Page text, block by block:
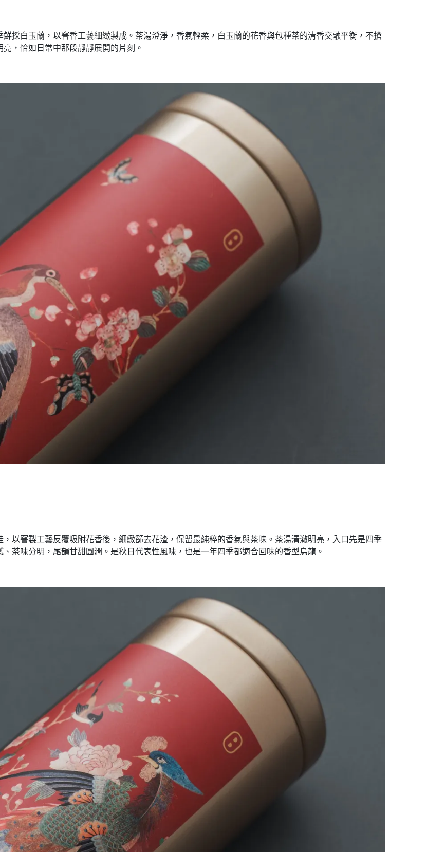
採白玉蘭，以窨香工藝細緻製成。茶湯澄淨，香氣輕柔，白玉蘭的花香與包種茶的清香交融平衡，不搶
，恰如日常中那段靜靜展開的片刻。
以窨製工藝反覆吸附花香後，細緻篩去花渣，保留最純粹的香氣與茶味。茶湯清澈明亮，入口先是四季
茶味分明，尾韻甘甜圓潤。是秋日代表性風味，也是一年四季都適合回味的香型烏龍。